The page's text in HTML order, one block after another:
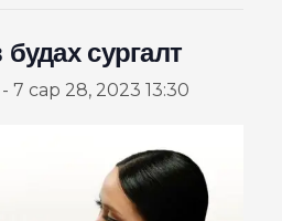
сургалт
- 7 сар 28, 2023 13:30